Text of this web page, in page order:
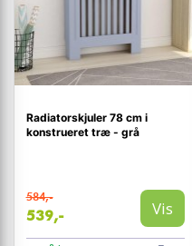
Radiatorskjuler 78 cm i
konstrueret træ - grå
584,-
539,- Vis